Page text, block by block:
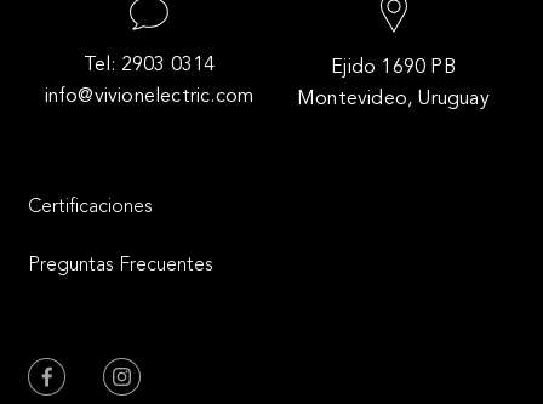
Tel: 2903 0314
info@vivionelectric.com
Ejido 1690 PB
Montevideo, Uruguay
Certificaciones
Preguntas Frecuentes